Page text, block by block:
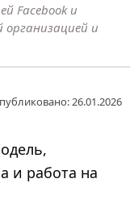
Facebook и
и
26.01.2026
и работа на